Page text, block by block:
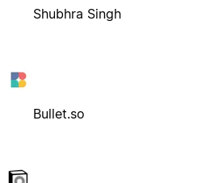
Shubhra Singh
Bullet.so